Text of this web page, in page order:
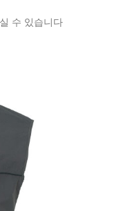
수 있습니다